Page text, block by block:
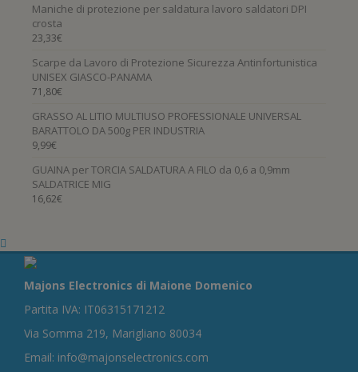
Maniche di protezione per saldatura lavoro saldatori DPI
crosta
23,33€
Scarpe da Lavoro di Protezione Sicurezza Antinfortunistica
UNISEX GIASCO-PANAMA
71,80€
GRASSO AL LITIO MULTIUSO PROFESSIONALE UNIVERSAL
BARATTOLO DA 500g PER INDUSTRIA
9,99€
GUAINA per TORCIA SALDATURA A FILO da 0,6 a 0,9mm
SALDATRICE MIG
16,62€
Majons Electronics di Maione Domenico
Partita IVA: IT06315171212
Via Somma 219, Marigliano 80034
Email: info@majonselectronics.com